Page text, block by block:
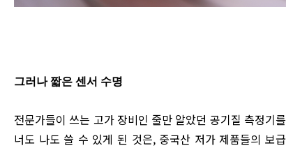
그러나 짧은 센서 수명
전문가들이 쓰는 고가 장비인 줄만 알았던 공기질 측정기를
너도 나도 쓸 수 있게 된 것은, 중국산 저가 제품들의 보급